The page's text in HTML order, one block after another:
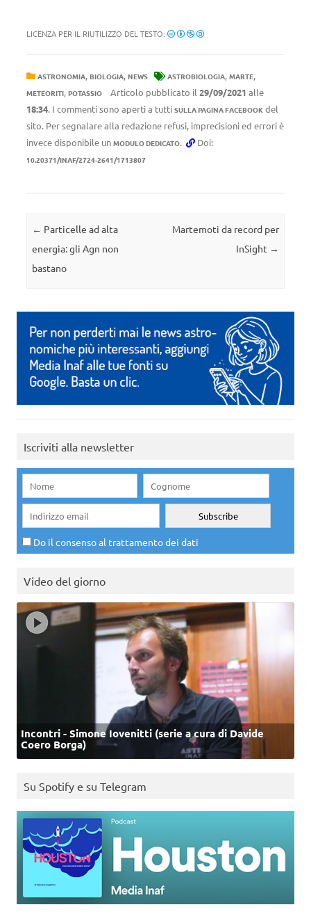
LICENZA PER IL RIUTILIZZO DEL TESTO:
ASTRONOMIA, BIOLOGIA, NEWS ASTROBIOLOGIA, MARTE,
METEORITI, POTASSIO Articolo pubblicato il 29/09/2021 alle
18:34. I commenti sono aperti a tutti SULLA PAGINA FACEBOOK del
sito. Per segnalare alla redazione refusi, imprecisioni ed errori è
invece disponibile un MODULO DEDICATO. Doi:
10.20371/INAF/2724-2641/1713807
Navigazione articolo
← Particelle ad alta
energia: gli Agn non
bastano
Martemoti da record per
InSight →
Iscriviti alla newsletter
Do il consenso al trattamento dei dati
Video del giorno
Incontri - Simone Iovenitti (serie a cura di Davide
Coero Borga)
Su Spotify e su Telegram